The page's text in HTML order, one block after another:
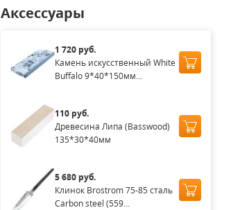
Аксессуары
1 720 руб.
Камень искусственный White
Buffalo 9*40*150мм...
110 руб.
Древесина Липа (Basswood)
135*30*40мм
5 680 руб.
Клинок Brostrom 75-85 сталь
Carbon steel (559...